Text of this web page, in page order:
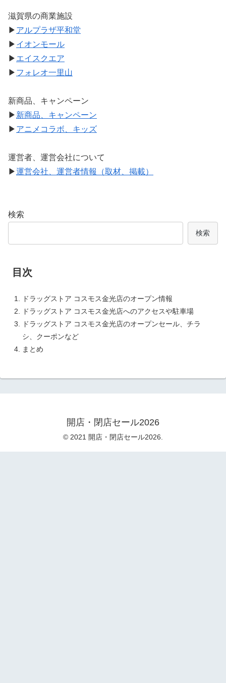
滋賀県の商業施設
▶ アルプラザ平和堂
▶ イオンモール
▶ エイスクエア
▶ フォレオ一里山
新商品、キャンペーン
▶ 新商品、キャンペーン
▶ アニメコラボ、キッズ
運営者、運営会社について
▶運営会社、運営者情報（取材、掲載）
検索
検索
目次
ドラッグストア コスモス金光店のオープン情報
ドラッグストア コスモス金光店へのアクセスや駐車場
ドラッグストア コスモス金光店のオープンセール、チラ
シ、クーポンなど
まとめ
開店・閉店セール2026
© 2021 開店・閉店セール2026.